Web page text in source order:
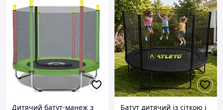
Дитячий батут-манеж з
Батут дитячий із сіткою і